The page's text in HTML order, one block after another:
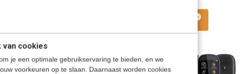
van cookies
je een optimale gebruikservaring te bieden, en we
voorkeuren op te slaan. Daarnaast worden cookies